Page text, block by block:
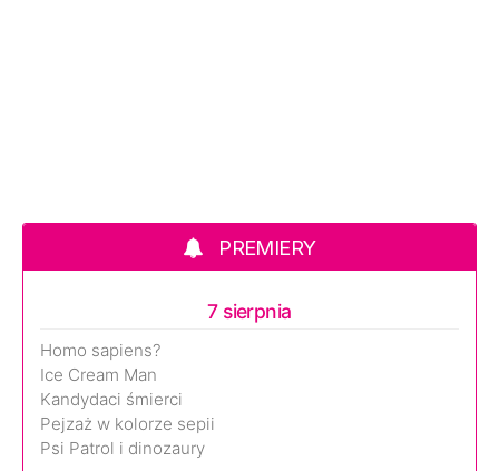
PREMIERY
7 sierpnia
Homo sapiens?
Ice Cream Man
Kandydaci śmierci
Pejzaż w kolorze sepii
Psi Patrol i dinozaury